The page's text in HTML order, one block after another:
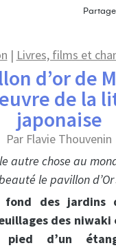
| Livres, films et
d’or de
de la
japonaise
Par Flavie Thouvenin
autre chose au
le pavillon d’Or
des jardins
des niwaki
pied d’un